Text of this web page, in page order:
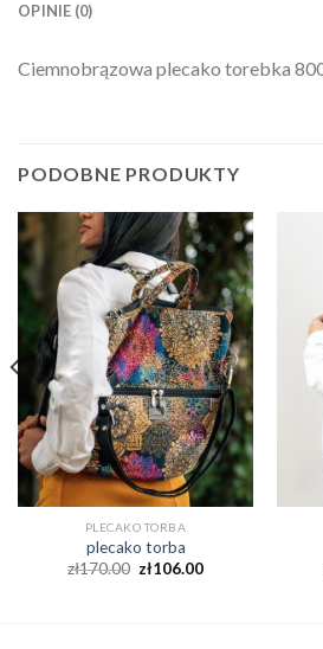
OPINIE (0)
Ciemnobrązowa plecako torebka
PODOBNE PRODUKTY
PLECAKO TORBA
plecako torba
zł170.00 zł106.00